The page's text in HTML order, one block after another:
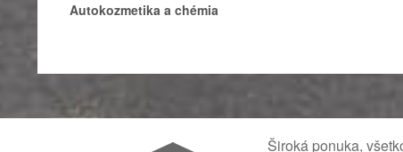
Autokozmetika a chémia
Široká ponuka,